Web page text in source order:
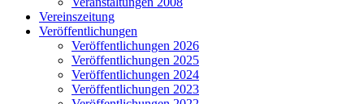
Vereinszeitung
Veröffentlichungen
Veröffentlichungen 2026
Veröffentlichungen 2025
Veröffentlichungen 2024
Veröffentlichungen 2023